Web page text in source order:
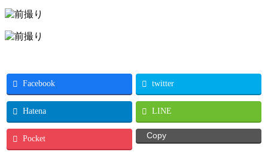
Facebook twitter
Hatena LINE
Pocket Copy